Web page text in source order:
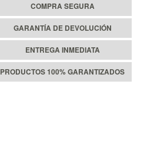
COMPRA SEGURA
GARANTÍA DE DEVOLUCIÓN
ENTREGA INMEDIATA
PRODUCTOS 100% GARANTIZADOS